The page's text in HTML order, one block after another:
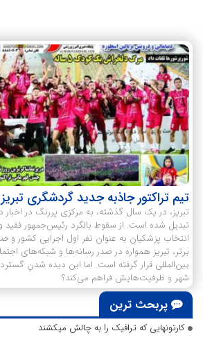
تیم تراکتور جاذبه جدید گردشگری تبریز
تبریز، در یک سال گذشته، به مرکزی پررنگ در اخبار
تبدیل شده است. از سقوط بالگرد رئیس‌جمهور فقید و
انتخاب پزشکیان به عنوان نفر اول اجرایی کشور و
برتر، تبریز همواره در صدر رسانه‌ها و شبکه‌های
بین‌المللی قرار گرفته است. اما این دیده شدنِ
شهر و ظرفیت‌هایش فراهم می‌کند؟
پربحث ترین
کارتونهایی که ترافیک را به چالش میکشند